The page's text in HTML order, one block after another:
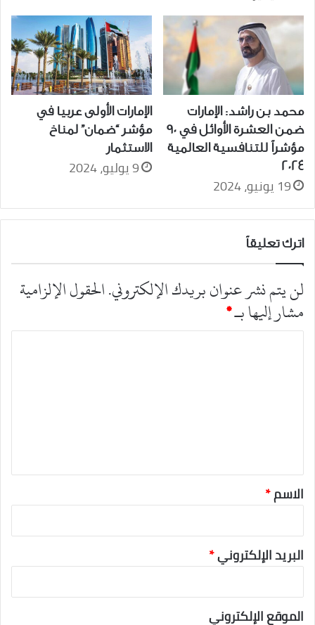
محمد بن راشد: الإمارات
ضمن العشرة الأوائل في 90
مؤشراً للتنافسية العالمية
2024
19 يونيو، 2024
الإمارات الأولى عربيا في
مؤشر “ضمان” لمناخ
الاستثمار
9 يوليو، 2024
اترك تعليقاً
لن يتم نشر عنوان بريدك الإلكتروني.الحقول الإلزامية
مشار إليها بـ*
ا
الاسم*
البريد الإلكتروني*
الموقع الإلكتروني